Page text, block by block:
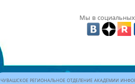
Мы в социальных
ЧУВАШСКОЕ РЕГИОНАЛЬНОЕ ОТДЕЛЕНИЕ АКАДЕМИИ